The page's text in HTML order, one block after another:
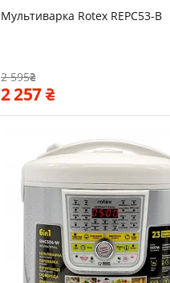
Мультиварка Rotex REPC53-B
2 595
2 257